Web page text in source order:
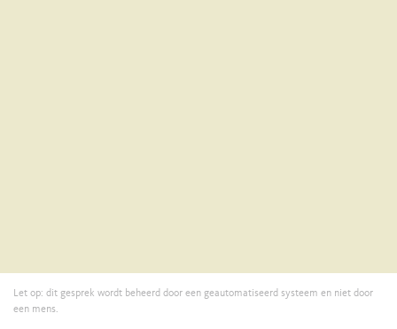
Let op: dit gesprek wordt beheerd door een geautomatiseerd systeem en niet door
een mens.